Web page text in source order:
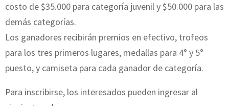
costo de $35.000 para categoría juvenil y $50.000 para las
demás categorías.
Los ganadores recibirán premios en efectivo, trofeos
para los tres primeros lugares, medallas para 4° y 5°
puesto, y camiseta para cada ganador de categoría.
Para inscribirse, los interesados pueden ingresar al